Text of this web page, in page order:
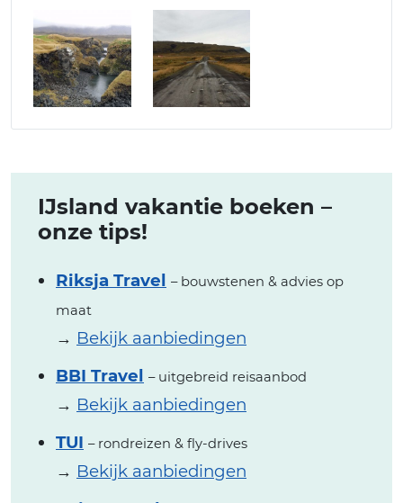
IJsland vakantie boeken –
onze tips!
Riksja Travel – bouwstenen & advies op
maat
→ Bekijk aanbiedingen
BBI Travel – uitgebreid reisaanbod
→ Bekijk aanbiedingen
TUI – rondreizen & fly-drives
→ Bekijk aanbiedingen